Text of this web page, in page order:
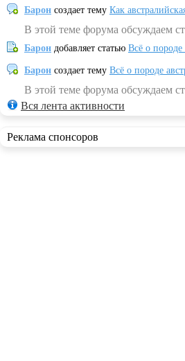
Барон создает тему Как
В этой теме форума обсуждаем
Барон добавляет статью Всё о породе
Барон создает тему Всё о породе
В этой теме форума обсуждаем
Вся лента активности
Реклама спонсоров